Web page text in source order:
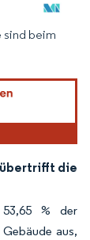
sind beim
übertrifft die
% der
aus,